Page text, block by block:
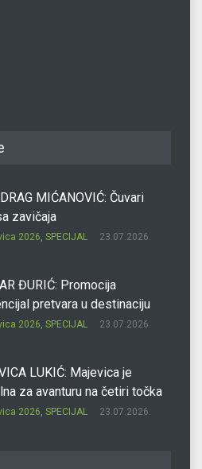
MIĆANOVIĆ: Čuvari
zavičaja
2026, SPECIJAL 23.07.2026.
ĐURIĆ: Promocija
pretvara u destinaciju
2026, SPECIJAL 23.07.2026.
LUKIĆ: Majevica je
za avanturu na četiri točka
2026, SPECIJAL 23.07.2026.